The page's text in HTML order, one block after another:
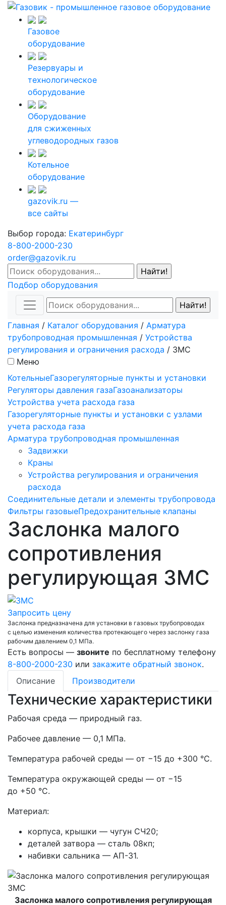
Газовое
оборудование
Резервуары и
технологическое
оборудование
Оборудование
для сжиженных
углеводородных газов
Котельное
оборудование
gazovik.ru —
все сайты
Выбор города: Екатеринбург
8-800-2000-230
order@gazovik.ru
Подбор оборудования
Главная / Каталог оборудования / Арматура
трубопроводная промышленная / Устройства
регулирования и ограничения расхода / ЗМС
Меню
КотельныеГазорегуляторные пункты и установки
Регуляторы давления газаГазоанализаторы
Устройства учета расхода газа
Газорегуляторные пункты и установки с узлами
учета расхода газа
Арматура трубопроводная промышленная
Задвижки
Краны
Устройства регулирования и ограничения
расхода
Соединительные детали и элементы трубопровода
Фильтры газовыеПредохранительные клапаны
Заслонка малого
сопротивления
регулирующая ЗМС
Запросить цену
Заслонка предназначена для установки в газовых трубопроводах
с целью изменения количества протекающего через заслонку газа
рабочим давлением 0,1 МПа.
Есть вопросы — звоните по бесплатному телефону
8-800-2000-230 или закажите обратный звонок.
Описание
Производители
Технические характеристики
Рабочая среда — природный газ.
Рабочее давление — 0,1 МПа.
Температура рабочей среды — от −15 до +300 °С.
Температура окружающей среды — от −15
до +50 °С.
Материал:
корпуса, крышки — чугун СЧ20;
деталей затвора — сталь 08кп;
набивки сальника — АП-31.
Заслонка малого сопротивления регулирующая